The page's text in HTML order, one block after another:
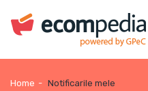
Home - Notificarile mele